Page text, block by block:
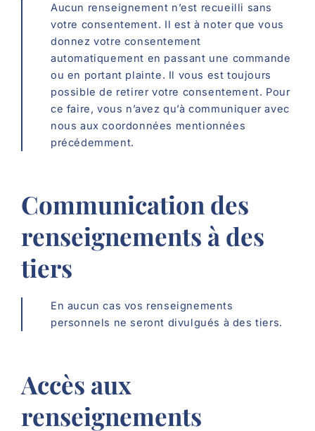
Aucun renseignement n’est recueilli sans
votre consentement. Il est à noter que vous
donnez votre consentement
automatiquement en passant une commande
ou en portant plainte. Il vous est toujours
possible de retirer votre consentement. Pour
ce faire, vous n’avez qu’à communiquer avec
nous aux coordonnées mentionnées
précédemment.
Communication des
renseignements à des
tiers
En aucun cas vos renseignements
personnels ne seront divulgués à des tiers.
Accès aux
renseignements